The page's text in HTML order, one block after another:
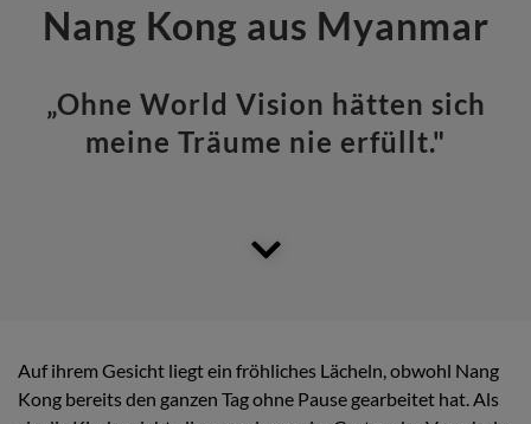
Nang Kong aus Myanmar
„Ohne World Vision hätten sich
meine Träume nie erfüllt."
Auf ihrem Gesicht liegt ein fröhliches Lächeln, obwohl Nang
Kong bereits den ganzen Tag ohne Pause gearbeitet hat. Als